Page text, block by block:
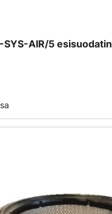
SYS-AIR/5 esisuodatin